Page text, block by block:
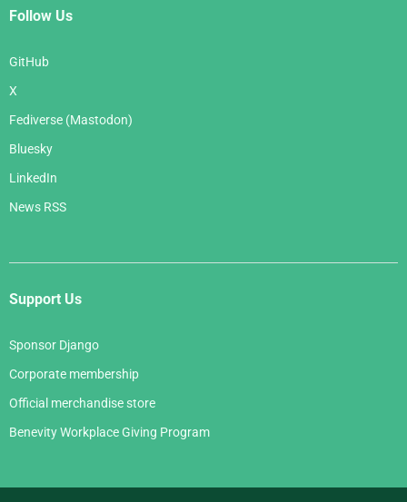
Follow Us
GitHub
X
Fediverse (Mastodon)
Bluesky
LinkedIn
News RSS
Support Us
Sponsor Django
Corporate membership
Official merchandise store
Benevity Workplace Giving Program